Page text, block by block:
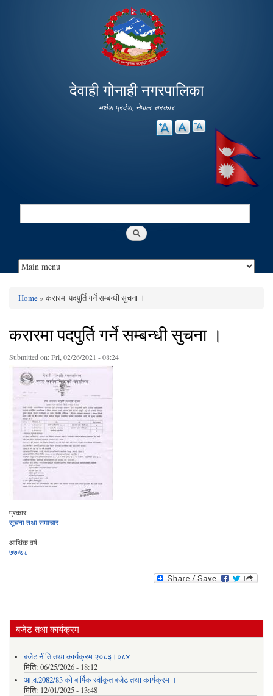
main
content
देवाही गोनाही नगरपालिका
मधेश प्रदेश, नेपाल सरकार
Search
Home» करारमा पदपुर्ति गर्ने सम्बन्धी सुचना ।
करारमा पदपुर्ति गर्ने सम्बन्धी सुचना ।
Submitted on:Fri, 02/26/2021 - 08:24
प्रकार:
सूचना तथा समाचार
आर्थिक वर्ष:
७७/७८
बजेट तथा कार्यक्रम
बजेट नीति तथा कार्यक्रम २०८३।०८४
मिति: 06/25/2026 - 18:12
आ.व.2082/83 को बार्षिक स्वीकृत बजेट तथा कार्यक्रम ।
मिति: 12/01/2025 - 13:48